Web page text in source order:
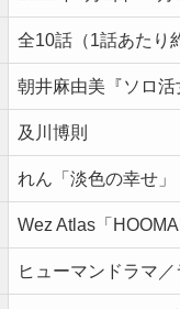
全10話（1話あたり
朝井麻由美『ソロ活
及川博則
れん「淡色の幸せ」
Wez Atlas「
ヒューマンドラマ